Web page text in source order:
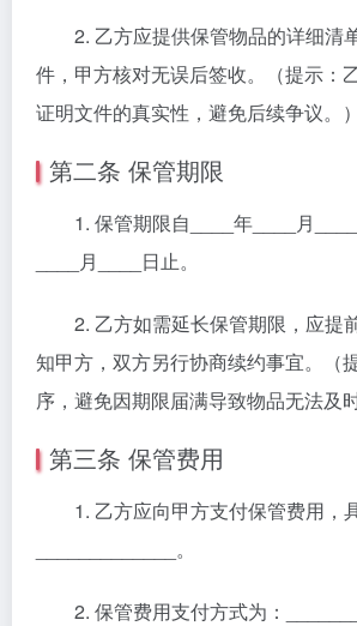
2. 乙方应提供保管物品的详细清
件，甲方核对无误后签收。（提示：
证明文件的真实性，避免后续争议。）
第二条 保管期限
1. 保管期限自____年____月
____月____日止。
2. 乙方如需延长保管期限，应提
知甲方，双方另行协商续约事宜。（
序，避免因期限届满导致物品无法及
第三条 保管费用
1. 乙方应向甲方支付保管费用，
_____________。
2. 保管费用支付方式为：